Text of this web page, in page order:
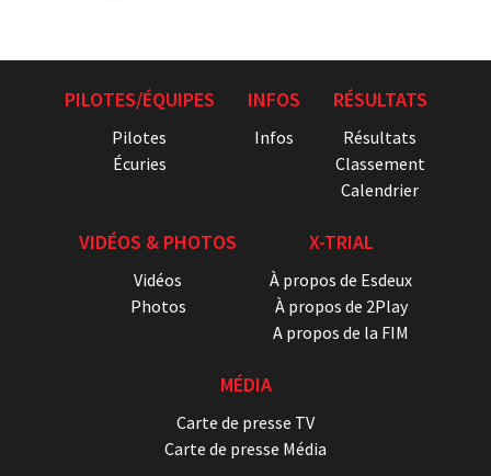
PILOTES/ÉQUIPES
Pilotes
Écuries
INFOS
Infos
RÉSULTATS
Résultats
Classement
Calendrier
VIDÉOS & PHOTOS
Vidéos
Photos
X-TRIAL
À propos de Esdeux
À propos de 2Play
A propos de la FIM
MÉDIA
Carte de presse TV
Carte de presse Média